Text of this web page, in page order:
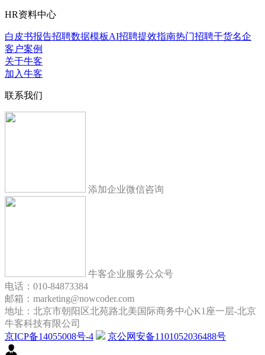
HR资料中心
白皮书报告招聘数据模板AI招聘提效指南热门招聘干货名企
客户案例
关于牛客
加入牛客
联系我们
添加企业微信咨询
牛客企业服务公众号
电话：010-84873384
邮箱：marketing@nowcoder.com
地址：北京市朝阳区北苑路北美国际商务中心K1座一层-北京
牛客科技有限公司
京ICP备14055008号-4
京公网安备1101052036488号